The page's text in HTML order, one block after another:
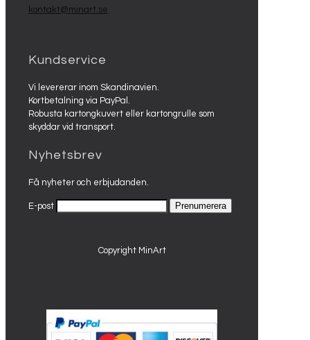
kontakt@minart.se
Kundservice
Vi levererar inom Skandinavien.
Kortbetalning via PayPal.
Robusta kartongkuvert eller kartongrulle som
skyddar vid transport.
Nyhetsbrev
Få nyheter och erbjudanden.
E-post
Copyright MinArt